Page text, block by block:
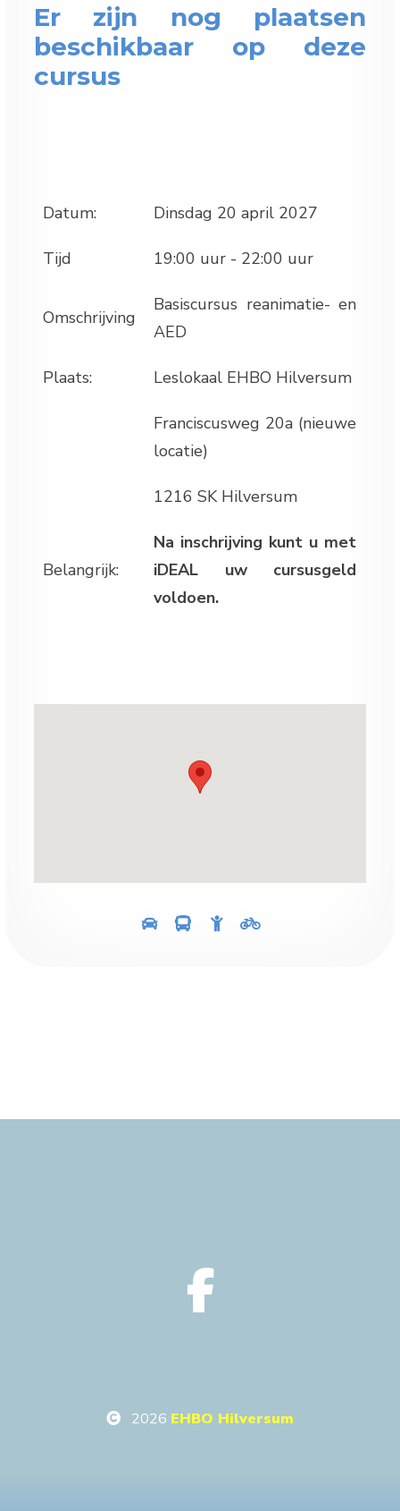
Er zijn nog plaatsen
beschikbaar op deze
cursus
Datum: Dinsdag 20 april 2027
Tijd 19:00 uur - 22:00 uur
Omschrijving
Basiscursus reanimatie- en
AED
Plaats: Leslokaal EHBO Hilversum
Franciscusweg 20a (nieuwe
locatie)
1216 SK Hilversum
Belangrijk:
Na inschrijving kunt u met
iDEAL uw cursusgeld
voldoen.
2026 EHBO Hilversum